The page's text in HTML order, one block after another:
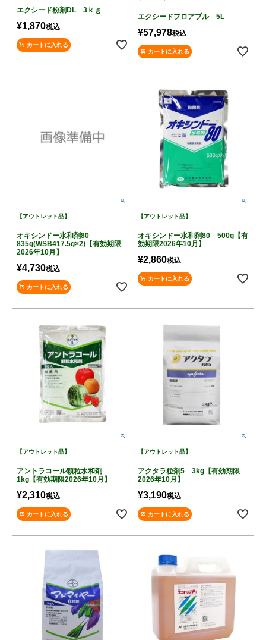
エクシード粉剤DL 3ｋｇ
¥1,870税込
カートに入れる
エクシードフロアブル 5L
¥57,978税込
カートに入れる
【アウトレット品】
オキシンドー水和剤80
835g(WSB417.5g×2)【有効期限
2026年10月】
¥4,730税込
カートに入れる
【アウトレット品】
オキシンドー水和剤80 500g【有
効期限2026年10月】
¥2,860税込
カートに入れる
【アウトレット品】
アントラコール顆粒水和剤
1kg【有効期限2026年10月】
¥2,310税込
カートに入れる
【アウトレット品】
アクタラ粒剤5 3kg【有効期限
2026年10月】
¥3,190税込
カートに入れる